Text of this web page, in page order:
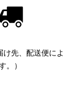
け先、配送便によ
。）